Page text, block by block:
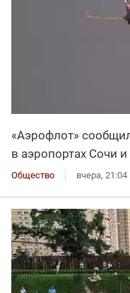
«Аэрофлот»
в аэропортах Сочи
Общество вчера, 21:04